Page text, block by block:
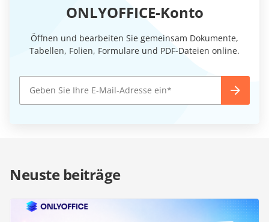
ONLYOFFICE-Konto
Öffnen und bearbeiten Sie gemeinsam Dokumente,
Tabellen, Folien, Formulare und PDF-Dateien online.
Neuste beiträge